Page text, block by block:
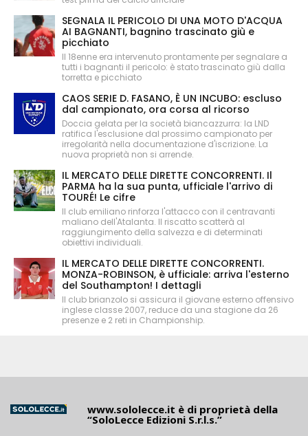
SEGNALA IL PERICOLO DI UNA MOTO D'ACQUA
AI BAGNANTI, bagnino trascinato giù e
picchiato
Il 18enne era intervenuto prontamente per segnalare a
tutti i bagnanti il pericolo: è stato trascinato giù dalla
torretta e picchiato
CAOS SERIE D. FASANO, È UN INCUBO: escluso
dal campionato, ora corsa al ricorso
Doccia gelata per la società biancazzurra: la LND
ratifica l'esclusione dal prossimo campionato per
irregolarità nella documentazione d'iscrizione. La
nuova proprietà non si arrende.
IL MERCATO DELLE DIRETTE CONCORRENTI. Il
PARMA ha la sua punta, ufficiale l'arrivo di
TOURÉ! Le cifre
Il club emiliano rinforza l'attacco con il centravanti
maliano dell'Atalanta. Il riscatto scatterà al
raggiungimento della salvezza e di determinati
obiettivi individuali.
IL MERCATO DELLE DIRETTE CONCORRENTI.
MONZA-ROBINSON, è ufficiale: arriva l'esterno
del Southampton! I dettagli
Il club brianzolo si assicura il giovane esterno offensivo
inglese classe 2007, reduce da una stagione da 26
presenze e 2 reti in Championship.
www.sololecce.it è di proprietà della
“SoloLecce Edizioni S.r.l.s.”